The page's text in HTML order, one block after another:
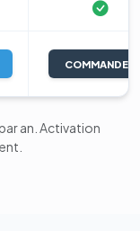
COMMANDER
an. Activation